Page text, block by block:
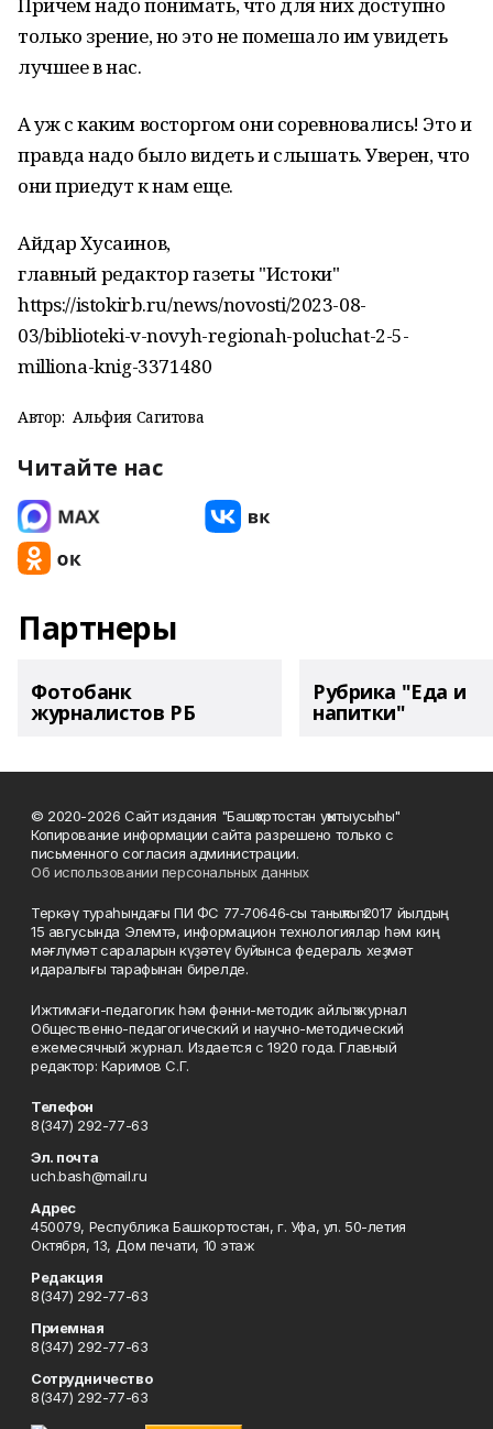
только зрение, но это не помешало им увидеть
лучшее в нас.
А уж с каким восторгом они соревновались! Это и
правда надо было видеть и слышать. Уверен, что
они приедут к нам еще.
Айдар Хусаинов,
главный редактор газеты "Истоки"
https://istokirb.ru/news/novosti/2023-08-
03/biblioteki-v-novyh-regionah-poluchat-2-5-
milliona-knig-3371480
Автор: Альфия Сагитова
Читайте нас
Партнеры
Фотобанк
журналистов РБ
Рубрика "Еда и
напитки"
© 2020-2026 Сайт издания "Башҡортостан уҡытыусыһы"
Копирование информации сайта разрешено только с
письменного согласия администрации.
Об использовании персональных данных
Теркәү тураһындағы ПИ ФС 77‑70646‑сы таныҡлыҡ 2017 йылдың
15 авгусында Элемтә, информацион технологиялар һәм киң
мәғлүмәт сараларын күҙәтеү буйынса федераль хеҙмәт
идаралығы тарафынан бирелде.
Ижтимағи-педагогик һәм фәнни-методик айлыҡ журнал
Общественно-педагогический и научно-методический
ежемесячный журнал. Издается с 1920 года. Главный
редактор: Каримов С.Г.
Телефон
8(347) 292-77-63
Эл. почта
uch.bash@mail.ru
Адрес
450079, Республика Башкортостан, г. Уфа, ул. 50-летия
Октября, 13, Дом печати, 10 этаж
Редакция
8(347) 292-77-63
Приемная
8(347) 292-77-63
Сотрудничество
8(347) 292-77-63